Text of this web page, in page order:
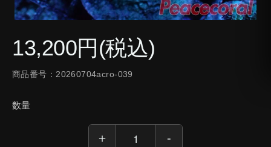
13,200円(税込)
商品番号：20260704acro-039
数量